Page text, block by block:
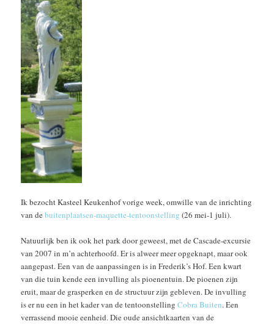
Ik bezocht Kasteel Keukenhof vorige week, omwille van de inrichting
van debuitenplaatsen-maquette-tentoonstelling (26 mei-1 juli).
Natuurlijk ben ik ook het park door geweest, met de Cascade-excursie
van 2007 in m’n achterhoofd. Er is alweer meer opgeknapt, maar ook
aangepast. Een van de aanpassingen is in Frederik’s Hof. Een kwart
van die tuin kende een invulling als pioenentuin. De pioenen zijn
eruit, maar de grasperken en de structuur zijn gebleven. De invulling
is er nu een in het kader van de tentoonstellingCobra Buiten. Een
verrassend mooie eenheid. Die oude ansichtkaarten van de